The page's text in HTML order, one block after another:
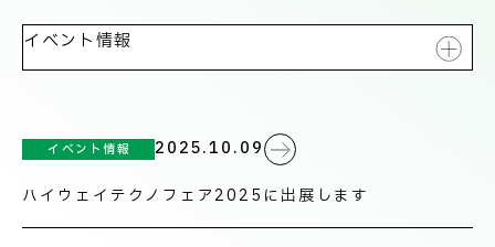
社長メッセージ/企業理念
サステナビリティ
ネットワーク
事業紹介
施工事例
技術情報
イベント情報
IR情報
イベント情報
イベント情報 2025.10.09
ハイウェイテクノフェア2025に出展します